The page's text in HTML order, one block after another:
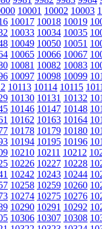
10001 10002 10003
10017 10018 10019
10033 10034 10035
10049 10050 10051
10065 10066 10067
10081 10082 10083
10097 10098 10099
10113 10114 10115
10130 10131 10132
10146 10147 10148
10162 10163 10164
10178 10179 10180
10194 10195 10196
10210 10211 10212
10226 10227 10228
10242 10243 10244
10258 10259 10260
10274 10275 10276
10290 10291 10292
10306 10307 10308